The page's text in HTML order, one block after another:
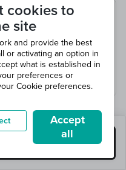
de los
de alertas,
áreas
Consigue este trabajo
cookies to
site
and provide the best
or activating an option in
what is established in
preferences or
Cookie preferences.
Accept
all